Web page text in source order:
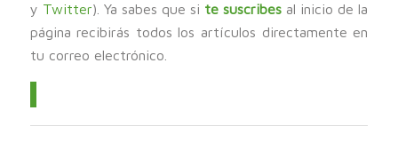
y Twitter). Ya sabes que si te suscribes al inicio de la
página recibirás todos los artículos directamente en
tu correo electrónico.